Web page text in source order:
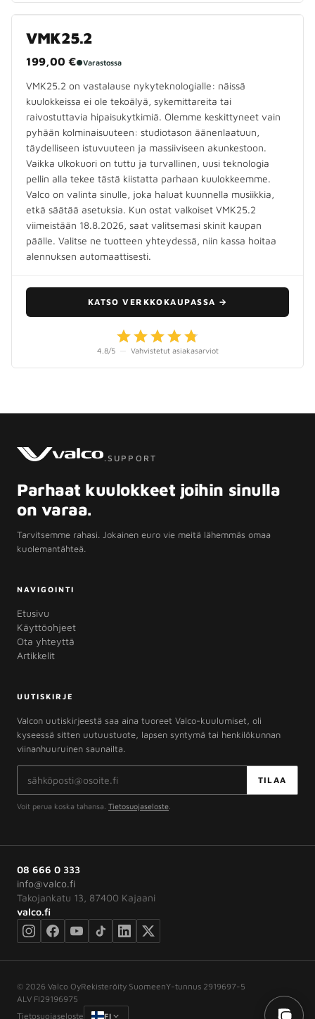
VMK25.2
199,00 €●Varastossa
VMK25.2 on vastalause nykyteknologialle: näissä
kuulokkeissa ei ole tekoälyä, sykemittareita tai
raivostuttavia hipaisukytkimiä. Olemme keskittyneet vain
pyhään kolminaisuuteen: studiotason äänenlaatuun,
täydelliseen istuvuuteen ja massiiviseen akunkestoon.
Vaikka ulkokuori on tuttu ja turvallinen, uusi teknologia
pellin alla tekee tästä kiistatta parhaan kuulokkeemme.
Valco on valinta sinulle, joka haluat kuunnella musiikkia,
etkä säätää asetuksia. Kun ostat valkoiset VMK25.2
viimeistään 18.8.2026, saat valitsemasi skinit kaupan
päälle. Valitse ne tuotteen yhteydessä, niin kassa hoitaa
alennuksen automaattisesti.
KATSO VERKKOKAUPASSA →
4.8/5 — Vahvistetut asiakasarviot
.SUPPORT
Parhaat kuulokkeet joihin sinulla
on varaa.
Tarvitsemme rahasi. Jokainen euro vie meitä lähemmäs omaa
kuolemantähteä.
NAVIGOINTI
Etusivu
Käyttöohjeet
Ota yhteyttä
Artikkelit
UUTISKIRJE
Valcon uutiskirjeestä saa aina tuoreet Valco-kuulumiset, oli
kyseessä sitten uutuustuote, lapsen syntymä tai henkilökunnan
viinanhuuruinen saunailta.
Sähköpostiosoite TILAA
Voit perua koska tahansa. Tietosuojaseloste
08 666 0 333
info@valco.fi
Takojankatu 13, 87400 Kajaani
valco.fi
© 2026 Valco OyRekisteröity SuomeenY-tunnus 2919697-5
ALV FI29196975
Tietosuojaseloste
FI